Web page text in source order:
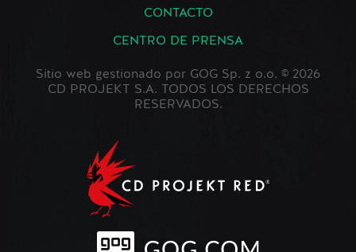
CONTACTO
CENTRO DE PRENSA
Sitio web gestionado por GOG Sp. z o.o. © 2026
CD PROJEKT S.A. TODOS LOS DERECHOS
RESERVADOS.